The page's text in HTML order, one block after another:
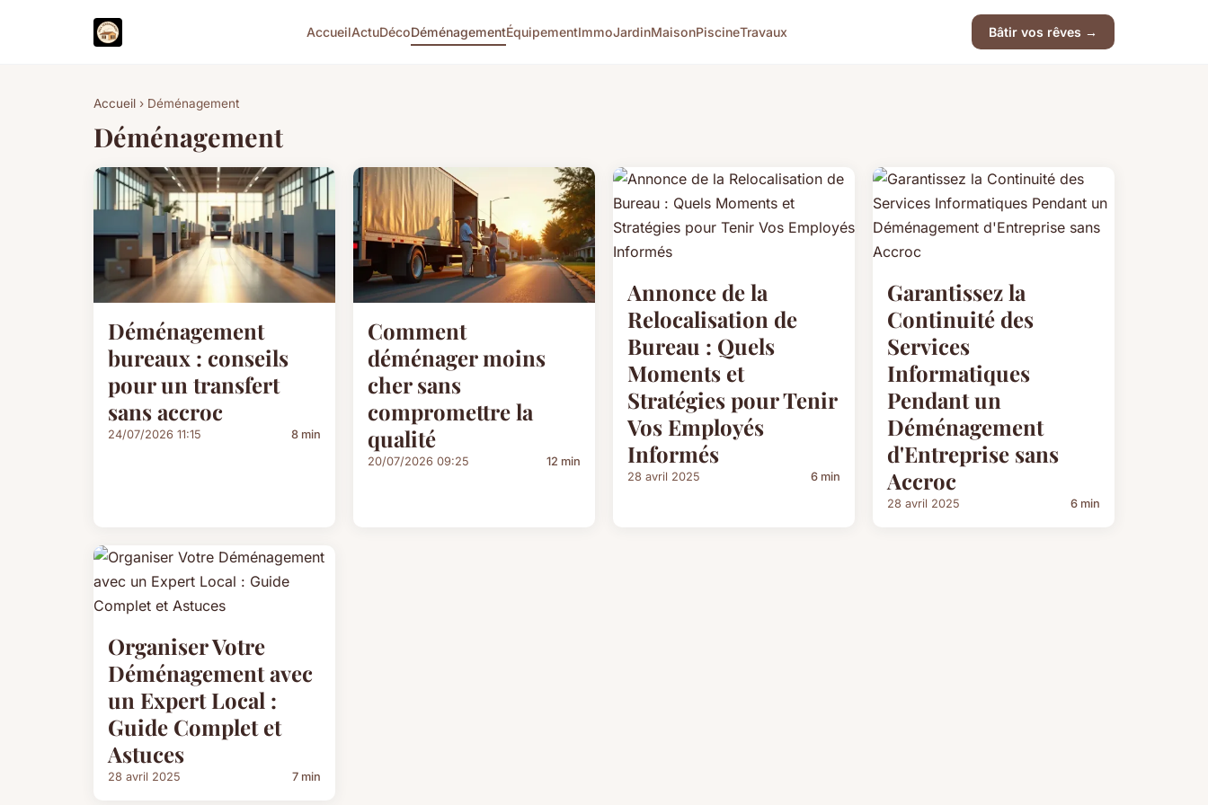
AccueilActuDécoDéménagementÉquipementImmoJardinMaisonPiscineTravaux Bâtir vos rêves →
Accueil › Déménagement
Déménagement
Déménagement
bureaux : conseils
pour un transfert
sans accroc
24/07/2026 11:15 8 min
Comment
déménager moins
cher sans
compromettre la
qualité
20/07/2026 09:25 12 min
Annonce de la
Relocalisation de
Bureau : Quels
Moments et
Stratégies pour Tenir
Vos Employés
Informés
28 avril 2025 6 min
Garantissez la
Continuité des
Services
Informatiques
Pendant un
Déménagement
d'Entreprise sans
Accroc
28 avril 2025 6 min
Organiser Votre
Déménagement avec
un Expert Local :
Guide Complet et
Astuces
28 avril 2025 7 min